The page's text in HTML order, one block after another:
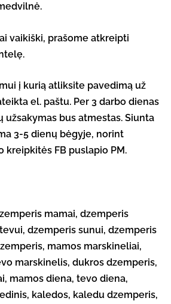
vaikiški, prašome atkreipti
į kurią atliksite pavedimą už
el. paštu. Per 3 darbo dienas
užsakymas bus atmestas. Siunta
3-5 dienų bėgyje, norint
kreipkitės FB puslapio PM.
mamai, dzemperis
dzemperis sunui, dzemperis
mamos marskineliai,
marskinelis, dukros dzemperis,
mamos diena, tevo diena,
kaledos, kaledu dzemperis,